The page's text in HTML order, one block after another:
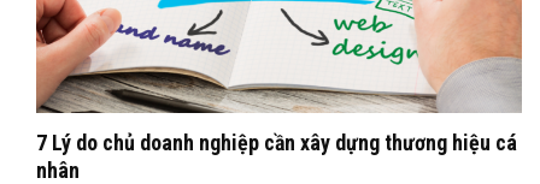
7 Lý do chủ doanh nghiệp cần xây dựng thương hiệu cá
nhân